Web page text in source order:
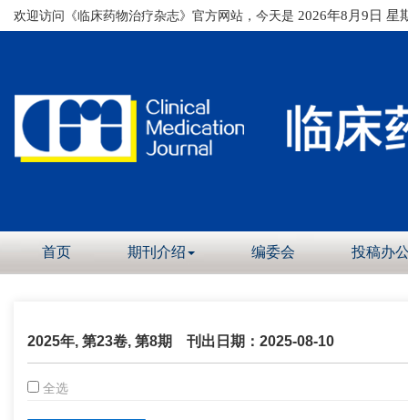
欢迎访问《临床药物治疗杂志》官方网站，今天是 2026年8月9日 星
首页 期刊介绍 编委会 投稿办
2025年, 第23卷, 第8期 刊出日期：2025-08-10
全选